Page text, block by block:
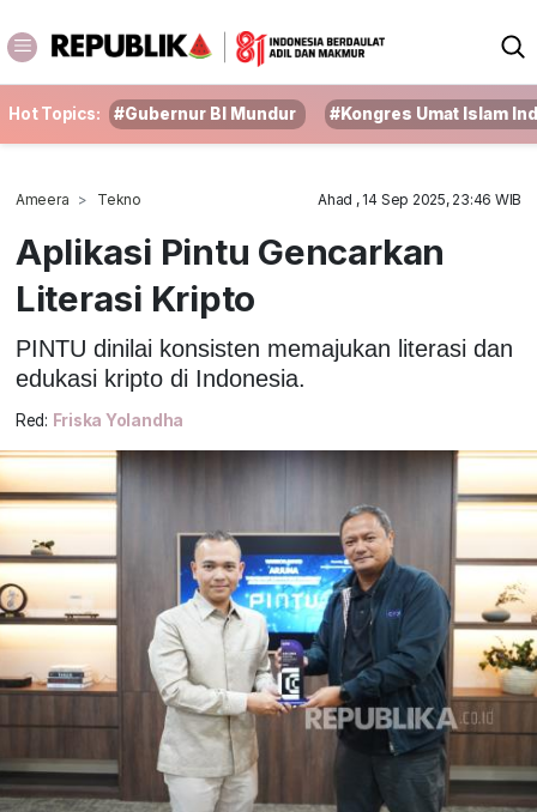
Hot Topics: #Gubernur BI Mundur #Kongres Umat Islam
Ameera Tekno Ahad , 14 Sep 2025, 23:46 WIB
Aplikasi Pintu Gencarkan
Literasi Kripto
PINTU dinilai konsisten memajukan literasi dan
edukasi kripto di Indonesia.
Red: Friska Yolandha